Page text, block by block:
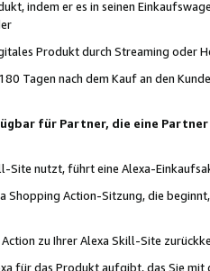
indem er es in seinen
Produkt durch Streaming oder
Tagen nach dem Kauf an den
für Partner, die eine
Site nutzt, führt eine Alexa-
Action-Sitzung, die
zu Ihrer Alexa Skill-Site
für das Produkt aufgibt, das Sie mit